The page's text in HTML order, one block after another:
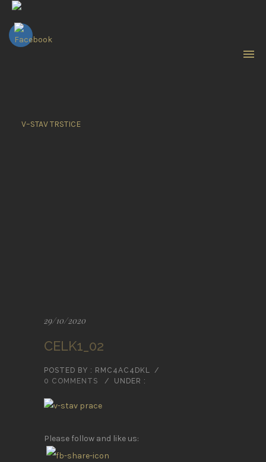
29/10/2020
CELK1_02
POSTED BY : RMC4AC4DKL /
0 COMMENTS
/ UNDER :
Please follow and like us: